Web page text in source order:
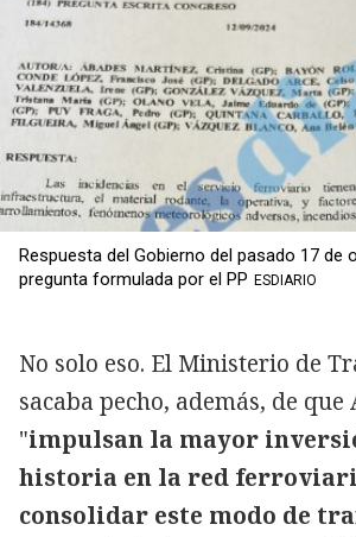
Respuesta del Gobierno del pasado 17 de
pregunta formulada por el PP ESDIARIO
No solo eso. El Ministerio de
sacaba pecho, además, de
"impulsan la mayor
historia en la red
consolidar este modo de